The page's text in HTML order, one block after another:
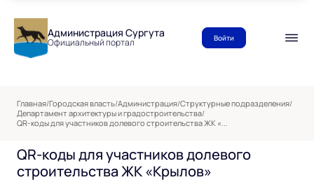
Администрация Сургута
Официальный портал Войти
Главная/Городская власть/Администрация/Структурные подразделения/
Департамент архитектуры и градостроительства/
QR-коды для участников долевого строительства ЖК «...
QR-коды для участников долевого
строительства ЖК «Крылов»